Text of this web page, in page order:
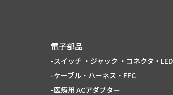
電子部品
-スイッチ ・ジャック ・コネクタ・LED
-ケーブル・ハーネス・FFC
-医療用 ACアダプター